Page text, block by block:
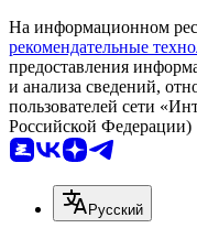
На информационном
рекомендательные
предоставления
и анализа сведений,
пользователей сети
Российской Федерации)
Русский